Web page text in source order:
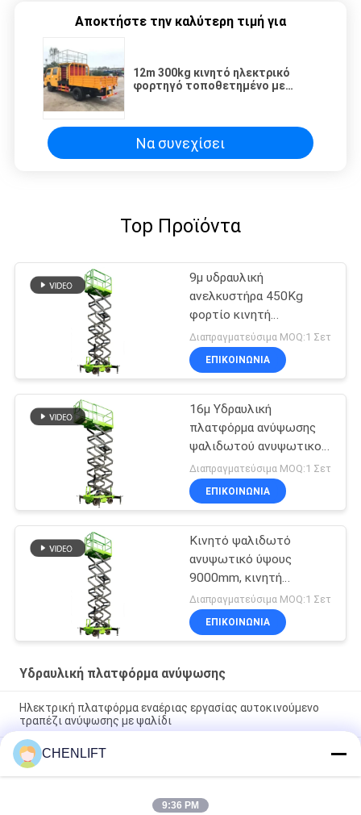
Αποκτήστε την καλύτερη τιμή για
12m 300kg κινητό ηλεκτρικό
φορτηγό τοποθετημένο με
εργοστάσιο
Να συνεχίσει
Top Προϊόντα
9μ υδραυλική
ανελκυστήρα 450Kg
φορτίο κινητή
ανελκυστήρα ψαλίδι
Διαπραγματεύσιμα MOQ:1 Σετ
ΕΠΙΚΟΙΝΩΝΙΑ
16μ Υδραυλική
πλατφόρμα ανύψωσης
ψαλιδωτού ανυψωτικού
μηχανήματος με
επεκτεινόμενη
πλατφόρμα
Διαπραγματεύσιμα MOQ:1 Σετ
ΕΠΙΚΟΙΝΩΝΙΑ
Κινητό ψαλιδωτό
ανυψωτικό ύψους
9000mm, κινητή
υδραυλική πλατφόρμα
ανύψωσης για καθαρισμό
Διαπραγματεύσιμα MOQ:1 Σετ
ΕΠΙΚΟΙΝΩΝΙΑ
Υδραυλική πλατφόρμα ανύψωσης
Ηλεκτρική πλατφόρμα εναέριας εργασίας αυτοκινούμενο
τραπέζι ανύψωσης με ψαλίδι
10m Υδραυλική πλατφόρμα ανύψωσης Ηλεκτρική
αυτοκινούμενη ανύψωση με ψαλίδι με πλατφόρμα επέκτασης
450Kg φόρτωση
CHENLIFT
9:36 PM